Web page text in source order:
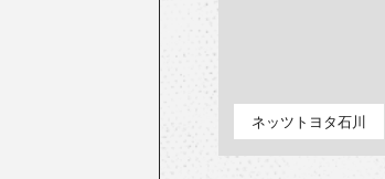
ネッツトヨタ石川